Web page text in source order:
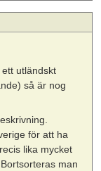
utländskt
så är nog
för att ha
lika mycket
man